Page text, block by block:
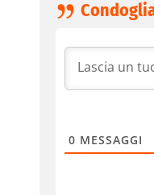
0 MESSAGGI